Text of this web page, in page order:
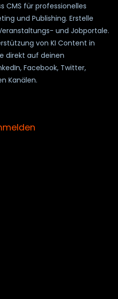
CMS für professionelles
und Publishing. Erstelle
und Jobportale.
von KI Content in
direkt auf deinen
Facebook, Twitter,
Kanälen.